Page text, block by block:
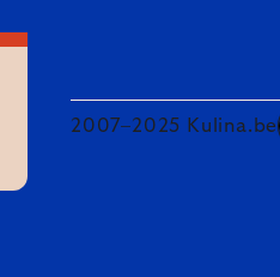
2007–2025 Kulina.be